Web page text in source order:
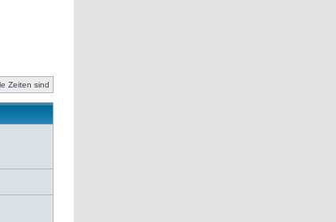
Zeiten sind